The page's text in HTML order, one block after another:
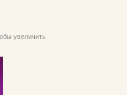
увеличить